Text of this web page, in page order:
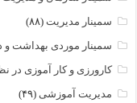
سمینار مدیریت (۸۸)
سمینار موردی بهداشت و
کارورزی و کار آموزی در
مدیریت آموزشی (۴۹)